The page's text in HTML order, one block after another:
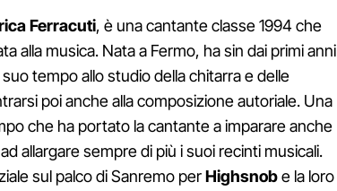
Ferracuti, è una cantante classe 1994 che
alla musica. Nata a Fermo, ha sin dai primi anni
tempo allo studio della chitarra e delle
poi anche alla composizione autoriale. Una
che ha portato la cantante a imparare anche
allargare sempre di più i suoi recinti musicali.
sul palco di Sanremo perHighsnobe la loro